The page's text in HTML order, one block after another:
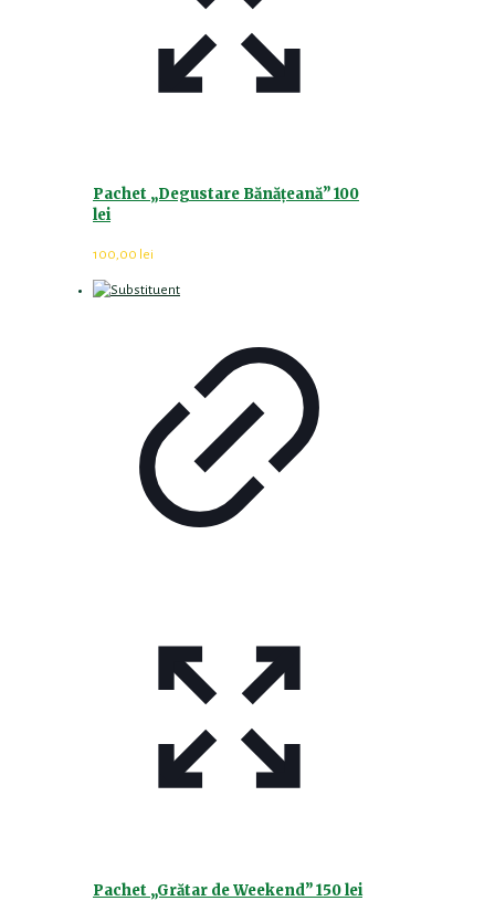
Pachet „Degustare Bănățeană” 100
lei
100,00 lei
Pachet „Grătar de Weekend” 150 lei